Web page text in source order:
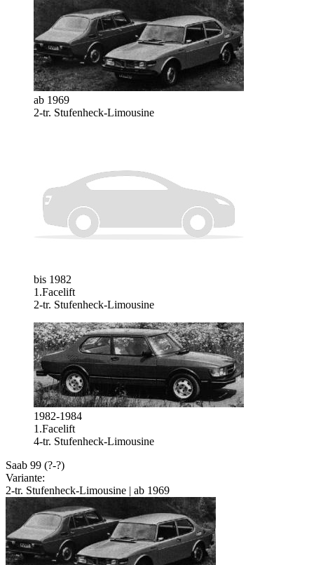
ab 1969
2-tr. Stufenheck-Limousine
bis 1982
1.Facelift
2-tr. Stufenheck-Limousine
1982-1984
1.Facelift
4-tr. Stufenheck-Limousine
Saab 99 (?-?)
Variante:
2-tr. Stufenheck-Limousine | ab 1969